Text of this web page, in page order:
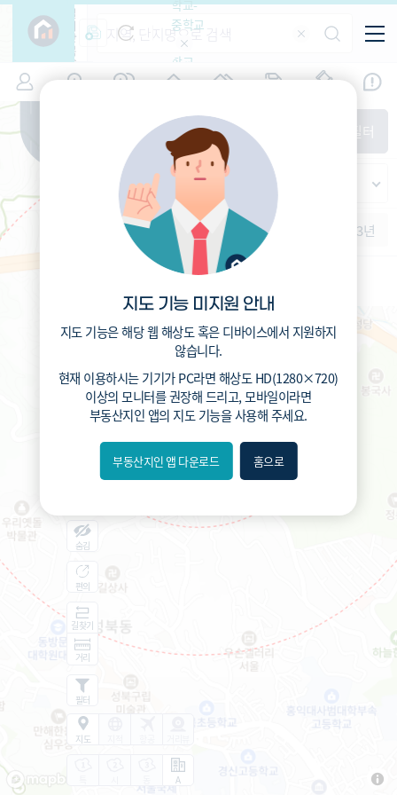
총거리
운전
2.1
도보
13분
필
항
목
(7)
학교-
중학교
학교-
고등학
면적-
평형
세대
수-100
이상
서울
범례
입주년차
입주예정
25~35년
35년이상
면적
숨김
편의
길찾기
거리
필터
지도
A
시세 입주 거래 전출입
인구
주거 경매
매매 전세 단지필터
가격
가격
범례색상기준
1개월 3개월 6개월 1년 3년
지도 기능 미지원 안내
지도 기능은 해당 웹 해상도 혹은 디바이스에서 지원하지
않습니다.
현재 이용하시는 기기가PC라면 해상도 HD(1280×720)
이상의 모니터를 권장해 드리고, 모바일이라면
부동산지인 앱의 지도 기능을 사용해 주세요.
부동산지인 앱 다운로드 홈으로